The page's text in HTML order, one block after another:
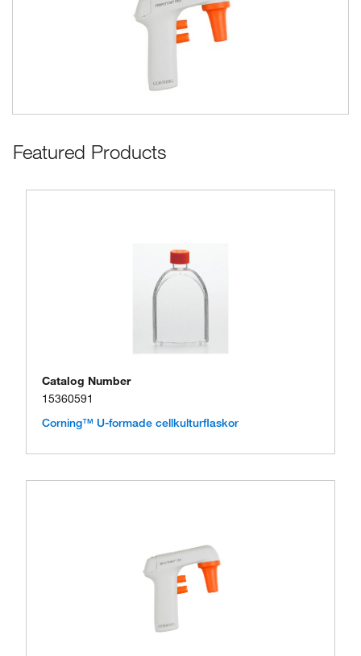
Featured Products
Catalog Number
15360591
Corning™ U-formade cellkulturflaskor